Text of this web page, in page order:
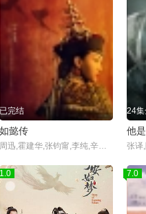
已完结
如懿传
24集
他
1.0 7.0